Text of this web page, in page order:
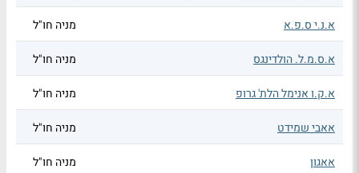
א.נ.י ס.פ.א מניה חו"ל
א.ס.מ.ל. הולדינגס מניה חו"ל
א.ק.ו אנימל הלת' גרופ מניה חו"ל
אאבי שמידט מניה חו"ל
אאגון מניה חו"ל